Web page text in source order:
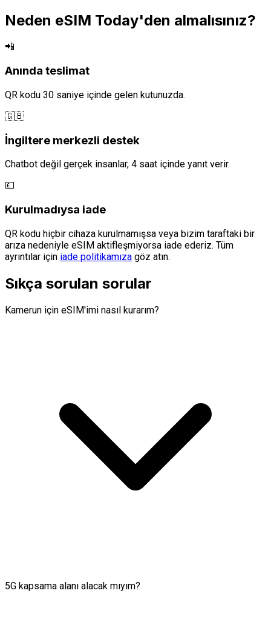
Neden eSIM Today'den almalısınız?
📲
Anında teslimat
QR kodu 30 saniye içinde gelen kutunuzda.
🇬🇧
İngiltere merkezli destek
Chatbot değil gerçek insanlar, 4 saat içinde yanıt verir.
💷
Kurulmadıysa iade
QR kodu hiçbir cihaza kurulmamışsa veya bizim taraftaki bir
arıza nedeniyle eSIM aktifleşmiyorsa iade ederiz. Tüm
ayrıntılar için iade politikamıza göz atın.
Sıkça sorulan sorular
Kamerun için eSIM'imi nasıl kurarım?
5G kapsama alanı alacak mıyım?